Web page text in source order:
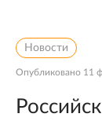
Новости
Опубликовано 11